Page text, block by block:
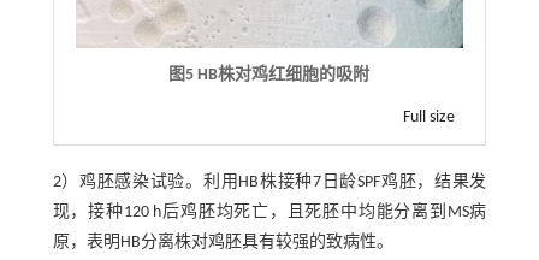
图5 HB株对鸡红细胞的吸附
Full size
2）鸡胚感染试验。利用HB株接种7日龄SPF鸡胚，结果发
现，接种120 h后鸡胚均死亡，且死胚中均能分离到MS病
原，表明HB分离株对鸡胚具有较强的致病性。